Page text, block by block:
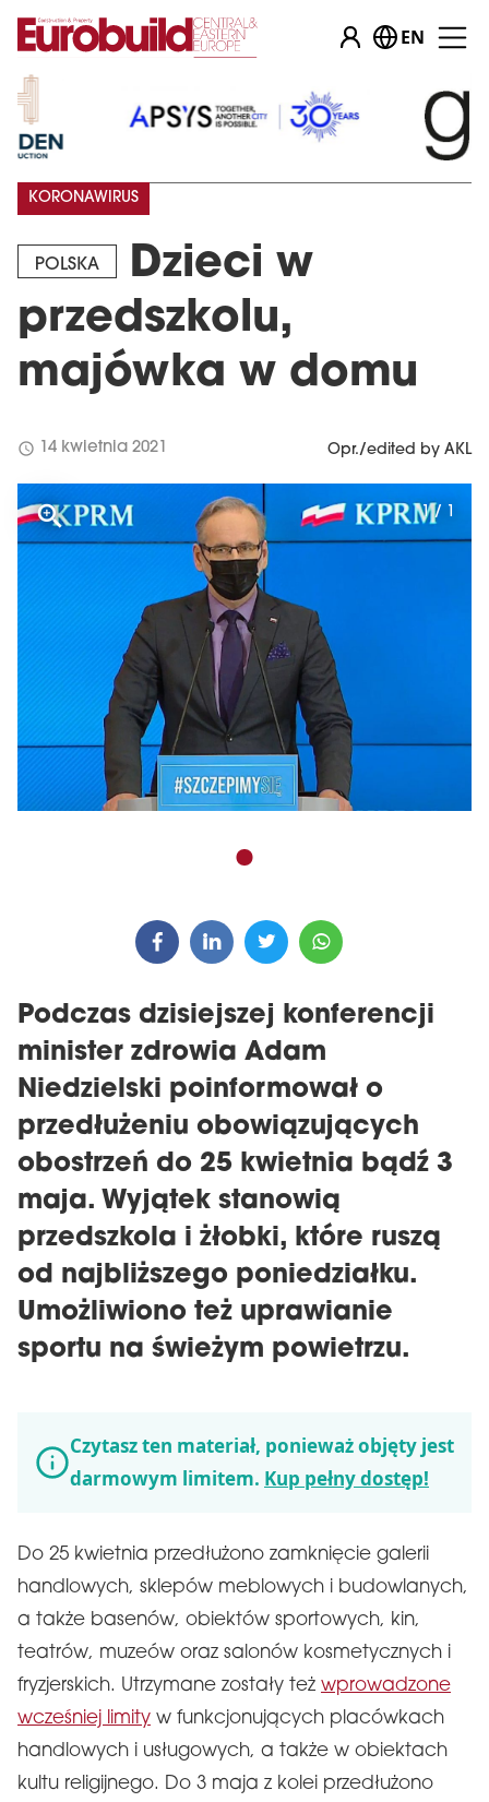
EN
POLSKA
Dzieci w
przedszkolu,
majówka w domu
KORONAWIRUS
schedule 14 kwietnia 2021 Opr./edited by AKL
1 / 1
Podczas dzisiejszej konferencji
minister zdrowia Adam
Niedzielski poinformował o
przedłużeniu obowiązujących
obostrzeń do 25 kwietnia bądź 3
maja. Wyjątek stanowią
przedszkola i żłobki, które ruszą
od najbliższego poniedziałku.
Umożliwiono też uprawianie
sportu na świeżym powietrzu.
Czytasz ten materiał, ponieważ objęty jest
darmowym limitem. Kup pełny dostęp!
Do 25 kwietnia przedłużono zamknięcie galerii
handlowych, sklepów meblowych i budowlanych,
a także basenów, obiektów sportowych, kin,
teatrów, muzeów oraz salonów kosmetycznych i
fryzjerskich. Utrzymane zostały też wprowadzone
wcześniej limity w funkcjonujących placówkach
handlowych i usługowych, a także w obiektach
kultu religijnego. Do 3 maja z kolei przedłużono